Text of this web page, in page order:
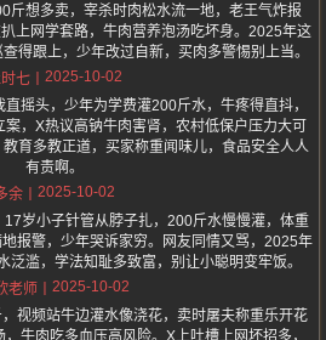
斤想多卖，宰杀时肉松水流一地，老王气炸报
上网学套路，牛肉营养泡汤吃坏身。2025年这
得跟上，少年改过自新，买肉多警惕别上当。
七
2025-10-02
摇头，少年为学费灌200斤水，牛疼得直抖，
，X热议高钠牛肉害肾，农村低保户压力大可
育多教正道，买家称重闻味儿，食品安全人人
有责啊。
余
2025-10-02
岁小子针管从脖子扎，200斤水慢慢灌，体重
报警，少年哭诉家穷。网友同情又骂，2025年
泛滥，学法知耻多致富，别让小聪明变牢饭。
老师
2025-10-02
视频站牛边灌水像浇花，卖时屠夫称重乐开花
牛肉吃多血压高风险。X上吐槽上网坏招多，